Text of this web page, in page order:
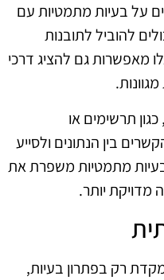
על בעיות מתמטיות עם
להוביל לתובנות
מאפשרות גם להציג דרכי
תרשימים או
בין הנתונים ולסייע
בעיות מתמטיות משפרת את
מדויקת יותר.
רק בפתרון בעיות,